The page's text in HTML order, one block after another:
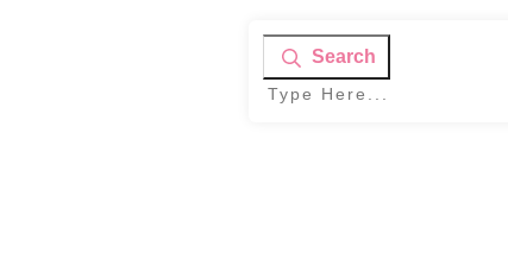
Search